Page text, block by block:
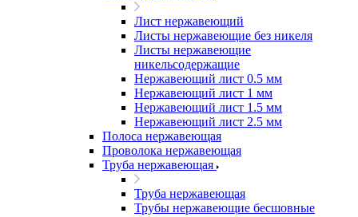
Лист нержавеющий
Листы нержавеющие без никеля
Листы нержавеющие
никельсодержащие
Нержавеющий лист 0.5 мм
Нержавеющий лист 1 мм
Нержавеющий лист 1.5 мм
Нержавеющий лист 2.5 мм
Полоса нержавеющая
Проволока нержавеющая
Труба нержавеющая
Труба нержавеющая
Трубы нержавеющие бесшовные